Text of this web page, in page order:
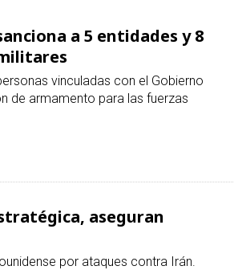
a 5 entidades y 8
vinculadas con el Gobierno
de armamento para las fuerzas
aseguran
por ataques contra Irán.